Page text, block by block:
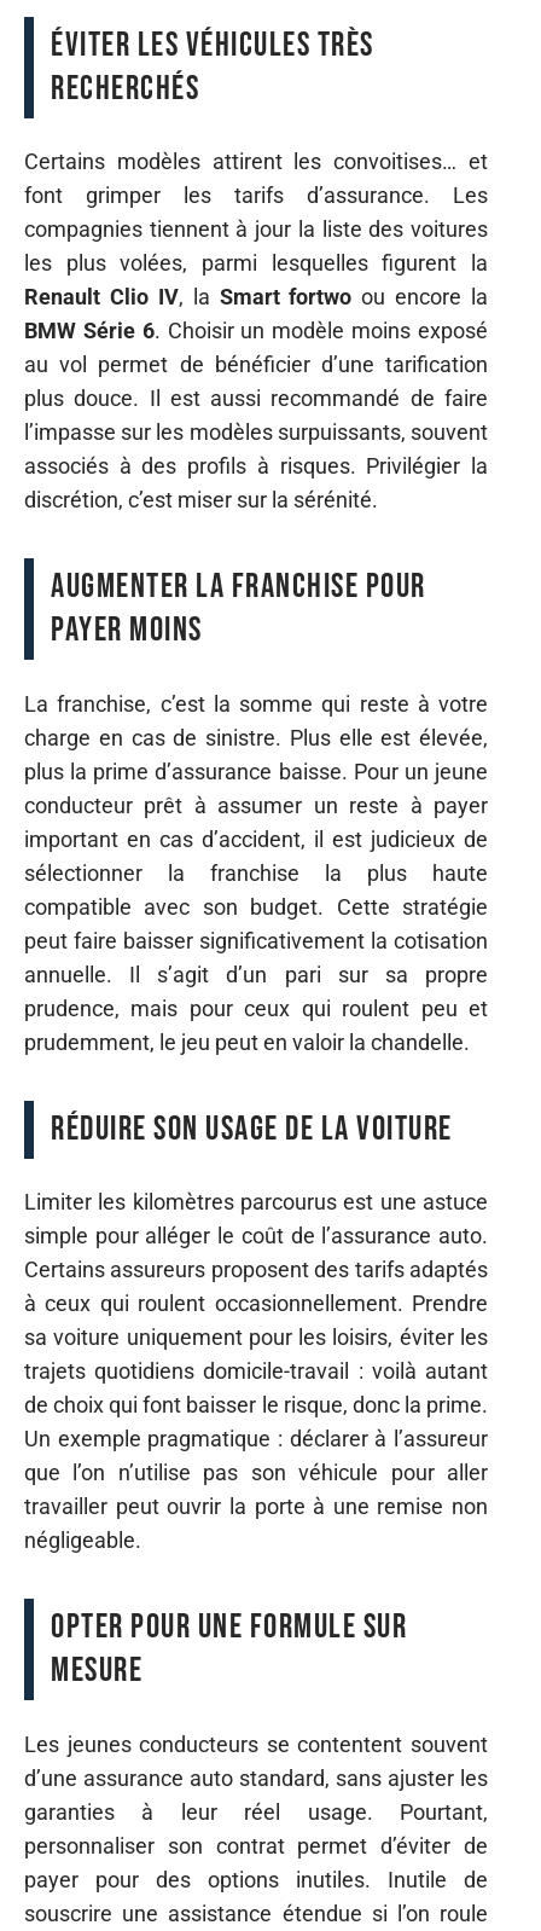
Éviter les véhicules très
recherchés
Certains modèles attirent les convoitises… et
font grimper les tarifs d’assurance. Les
compagnies tiennent à jour la liste des voitures
les plus volées, parmi lesquelles figurent la
Renault Clio IV, la Smart fortwo ou encore la
BMW Série 6. Choisir un modèle moins exposé
au vol permet de bénéficier d’une tarification
plus douce. Il est aussi recommandé de faire
l’impasse sur les modèles surpuissants, souvent
associés à des profils à risques. Privilégier la
discrétion, c’est miser sur la sérénité.
Augmenter la franchise pour
payer moins
La franchise, c’est la somme qui reste à votre
charge en cas de sinistre. Plus elle est élevée,
plus la prime d’assurance baisse. Pour un jeune
conducteur prêt à assumer un reste à payer
important en cas d’accident, il est judicieux de
sélectionner la franchise la plus haute
compatible avec son budget. Cette stratégie
peut faire baisser significativement la cotisation
annuelle. Il s’agit d’un pari sur sa propre
prudence, mais pour ceux qui roulent peu et
prudemment, le jeu peut en valoir la chandelle.
Réduire son usage de la voiture
Limiter les kilomètres parcourus est une astuce
simple pour alléger le coût de l’assurance auto.
Certains assureurs proposent des tarifs adaptés
à ceux qui roulent occasionnellement. Prendre
sa voiture uniquement pour les loisirs, éviter les
trajets quotidiens domicile-travail : voilà autant
de choix qui font baisser le risque, donc la prime.
Un exemple pragmatique : déclarer à l’assureur
que l’on n’utilise pas son véhicule pour aller
travailler peut ouvrir la porte à une remise non
négligeable.
Opter pour une formule sur
mesure
Les jeunes conducteurs se contentent souvent
d’une assurance auto standard, sans ajuster les
garanties à leur réel usage. Pourtant,
personnaliser son contrat permet d’éviter de
payer pour des options inutiles. Inutile de
souscrire une assistance étendue si l’on roule